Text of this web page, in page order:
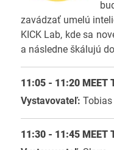
zavádzať umelú
KICK Lab, kde sa
a následne škálujú
11:05 - 11:20 MEET
Vystavovateľ:
11:30 - 11:45 MEET